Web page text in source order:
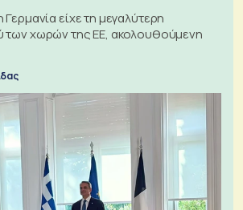
είχε τη μεγαλύτερη
των χωρών της ΕΕ, ακολουθούμενη